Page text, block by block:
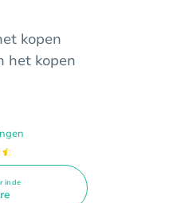
kopen
het kopen
in de